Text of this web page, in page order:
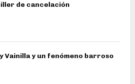
de cancelación
Vainilla y un fenómeno barroso